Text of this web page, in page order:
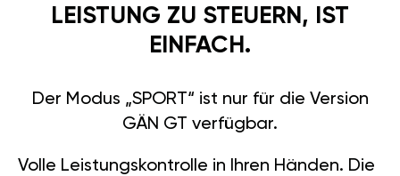
LEISTUNG ZU STEUERN, IST
EINFACH.
Der Modus „SPORT“ ist nur für die Version
GÄN GT verfügbar.
Volle Leistungskontrolle in Ihren Händen. Die